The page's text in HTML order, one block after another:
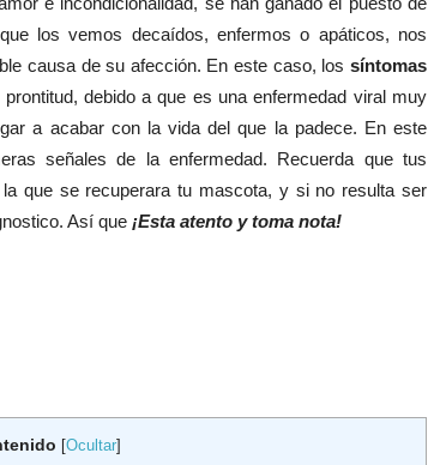
los vemos decaídos, enfermos o apáticos, nos
causa de su afección. En este caso, los síntomas
debido a que es una enfermedad viral muy
a acabar con la vida del que la padece. En este
señales de la enfermedad. Recuerda que tus
que se recuperara tu mascota, y si no resulta ser
Así que ¡Esta atento y toma nota!
[Ocultar]